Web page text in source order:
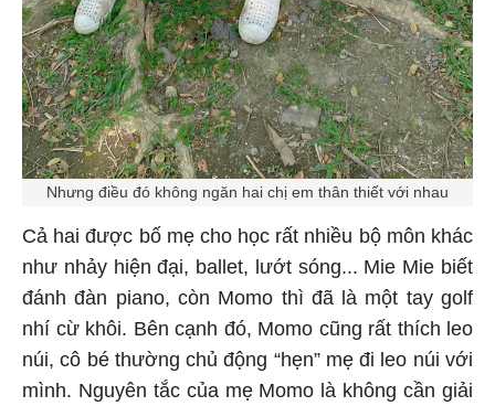
Nhưng điều đó không ngăn hai chị em thân thiết với nhau
Cả hai được bố mẹ cho học rất nhiều bộ môn khác
như nhảy hiện đại, ballet, lướt sóng... Mie Mie biết
đánh đàn piano, còn Momo thì đã là một tay golf
nhí cừ khôi. Bên cạnh đó, Momo cũng rất thích leo
núi, cô bé thường chủ động “hẹn” mẹ đi leo núi với
mình. Nguyên tắc của mẹ Momo là không cần giải